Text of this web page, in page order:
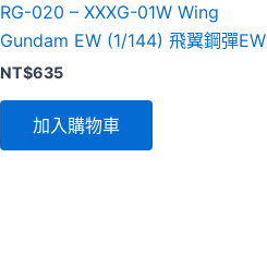
RG-020 – XXXG-01W Wing
Gundam EW (1/144) 飛翼鋼彈EW
NT$635
加入購物車